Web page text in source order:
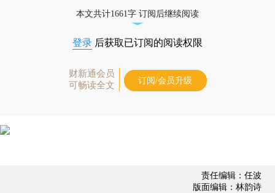
本文共计1661字 订阅后继续阅读
登录 后获取已订阅的阅读权限
财新通会员
可畅读全文
订阅/会员升级
责任编辑：任波
版面编辑：林韵诗